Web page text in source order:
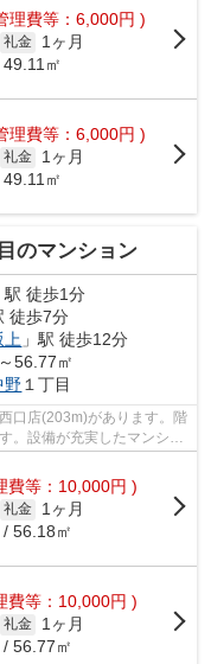
理費等：6,000円 )
礼金
1ヶ月
㎡
理費等：6,000円 )
礼金
1ヶ月
㎡
のマンション
駅 徒歩1分
徒歩7分
上 」駅 徒歩12分
56.77㎡
野 １丁目
口店(203m)があります。階
。設備が充実したマンショ
費等：10,000円 )
礼金
1ヶ月
56.18㎡
費等：10,000円 )
礼金
1ヶ月
56.77㎡